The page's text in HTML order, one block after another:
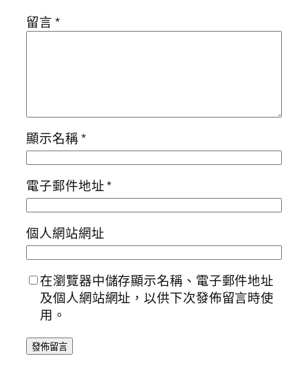
留言*
顯示名稱*
電子郵件地址*
個人網站網址
在瀏覽器中儲存顯示名稱、電子郵件地址
及個人網站網址，以供下次發佈留言時使
用。